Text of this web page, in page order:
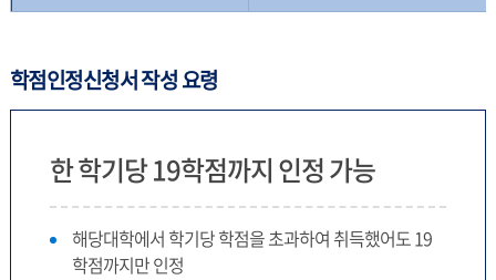
학점인정신청서 작성 요령
한 학기당 19학점까지 인정 가능
해당대학에서 학기당 학점을 초과하여 취득했어도 19
학점까지만 인정